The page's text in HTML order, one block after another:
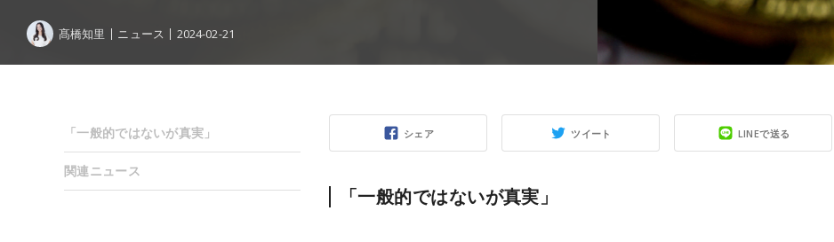
髙橋知里 ニュース 2024-02-21
シェア ツイート LINEで送る
「一般的ではないが真実」
「一般的ではないが真実」
関連ニュース